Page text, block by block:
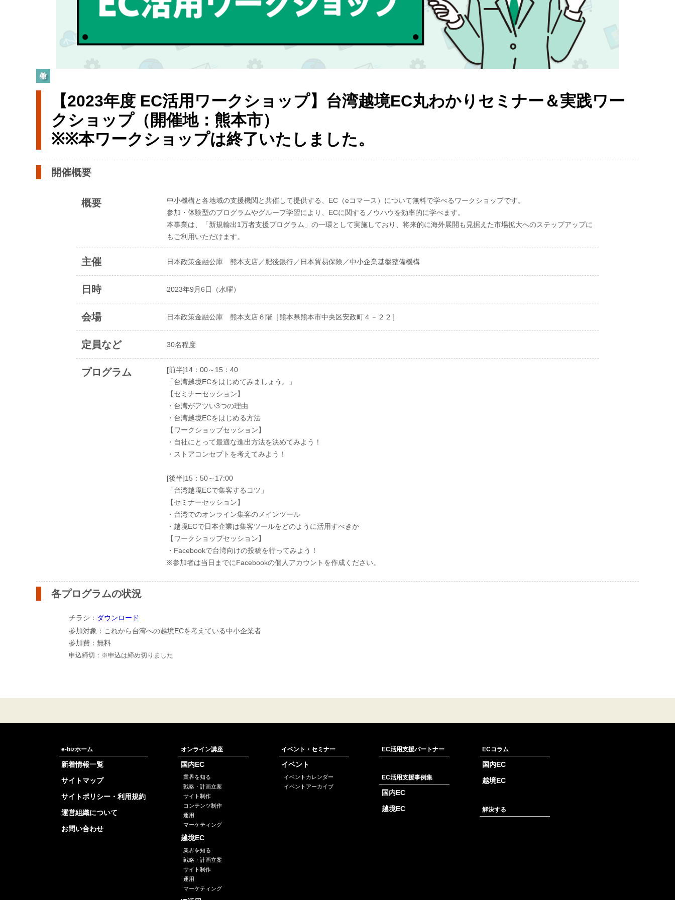
【2023年度 EC活用ワークショップ】台湾越境EC丸わかりセミナー＆実践ワー
クショップ（開催地：熊本市）
※※本ワークショップは終了いたしました。
開催概要
概要
中小機構と各地域の支援機関と共催して提供する、EC（eコマース）について無料で学べるワークショップです。
参加・体験型のプログラムやグループ学習により、ECに関するノウハウを効率的に学べます。
本事業は、「新規輸出1万者支援プログラム」の一環として実施しており、将来的に海外展開も見据えた市場拡大へのステップアップに
もご利用いただけます。
主催 日本政策金融公庫 熊本支店／肥後銀行／日本貿易保険／中小企業基盤整備機構
日時 2023年9月6日（水曜）
会場 日本政策金融公庫 熊本支店６階［熊本県熊本市中央区安政町４－２２］
定員など 30名程度
プログラム
[前半]14：00～15：40
「台湾越境ECをはじめてみましょう。」
【セミナーセッション】
・台湾がアツい3つの理由
・台湾越境ECをはじめる方法
【ワークショップセッション】
・自社にとって最適な進出方法を決めてみよう！
・ストアコンセプトを考えてみよう！
[後半]15：50～17:00
「台湾越境ECで集客するコツ」
【セミナーセッション】
・台湾でのオンライン集客のメインツール
・越境ECで日本企業は集客ツールをどのように活用すべきか
【ワークショップセッション】
・Facebookで台湾向けの投稿を行ってみよう！
※参加者は当日までにFacebookの個人アカウントを作成ください。
各プログラムの状況
チラシ： ダウンロード
参加対象：これから台湾への越境ECを考えている中小企業者
参加費：無料
申込締切：※申込は締め切りました
e-bizホーム
新着情報一覧
サイトマップ
サイトポリシー・利用規約
運営組織について
お問い合わせ
オンライン講座
国内EC
業界を知る
戦略・計画立案
サイト制作
コンテンツ制作
運用
マーケティング
越境EC
業界を知る
戦略・計画立案
サイト制作
運用
マーケティング
イベント・セミナー
イベント
イベントカレンダー
イベントアーカイブ
EC活用支援パートナー
EC活用支援事例集
国内EC
越境EC
ECコラム
国内EC
越境EC
解決する